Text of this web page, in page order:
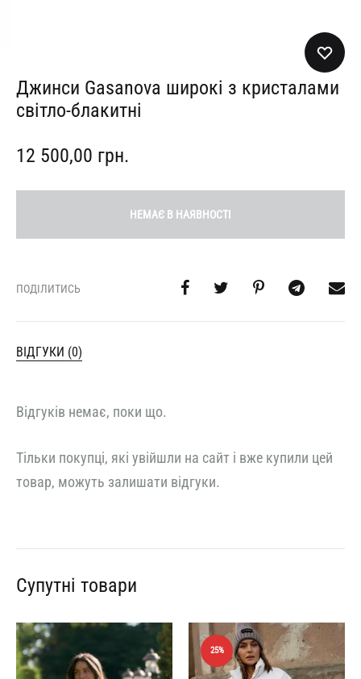
Джинси Gasanova широкі з кристалами
світло-блакитні
12 500,00 грн.
НЕМАЄ В НАЯВНОСТІ
ПОДІЛИТИСЬ
ВІДГУКИ (0)
Відгуків немає, поки що.
Тільки покупці, які увійшли на сайт і вже купили цей
товар, можуть залишати відгуки.
Супутні товари
25%